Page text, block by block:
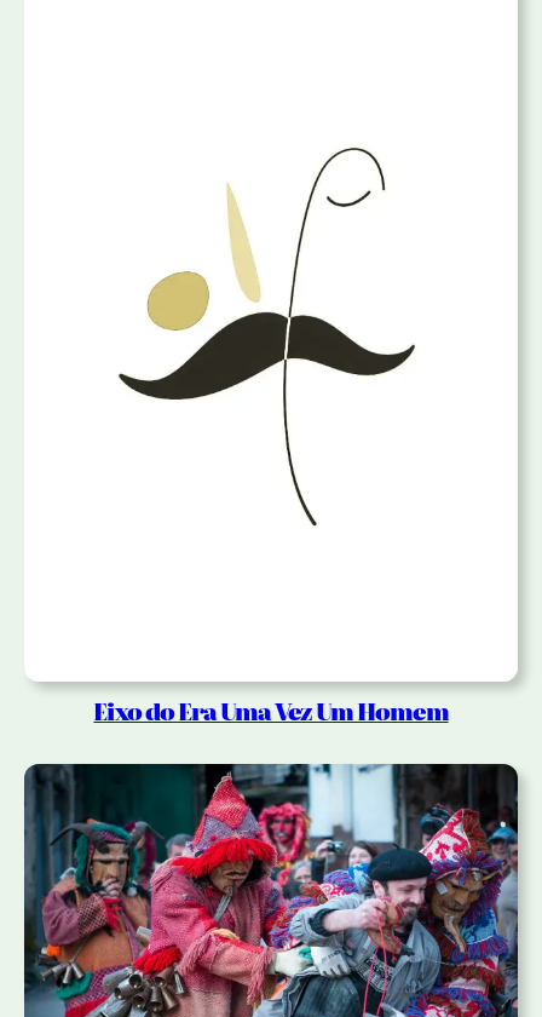
Eixo do Era Uma Vez Um Homem